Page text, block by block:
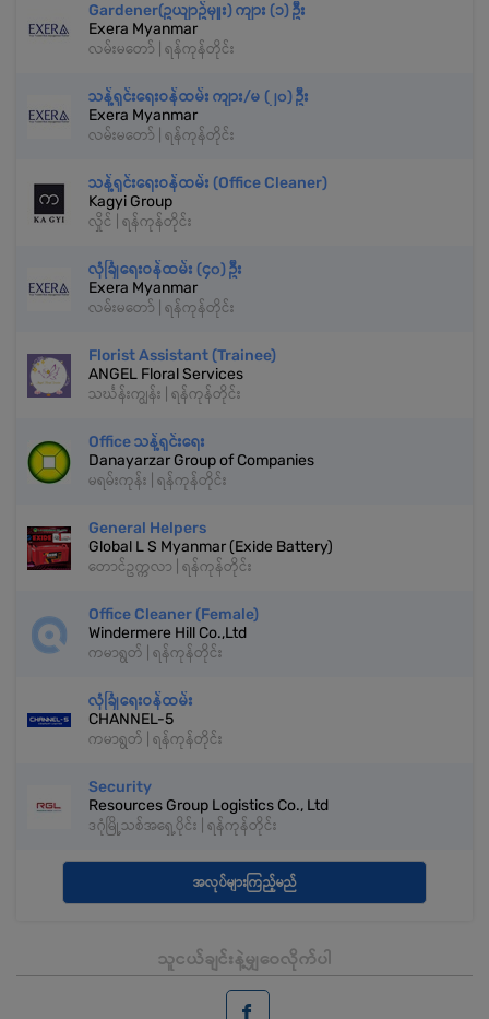
Gardener(ဥယျာဥ်မှူး) ကျား (၁) ဦး
Exera Myanmar
လမ်းမတော် | ရန်ကုန်တိုင်း
သန့်ရှင်းရေးဝန်ထမ်း ကျား/မ (၂၀) ဦး
Exera Myanmar
လမ်းမတော် | ရန်ကုန်တိုင်း
သန့်ရှင်းရေးဝန်ထမ်း (Office Cleaner)
Kagyi Group
လှိုင် | ရန်ကုန်တိုင်း
လုံခြုံရေးဝန်ထမ်း (၄၀) ဦး
Exera Myanmar
လမ်းမတော် | ရန်ကုန်တိုင်း
Florist Assistant (Trainee)
ANGEL Floral Services
သင်္ဃန်းကျွန်း | ရန်ကုန်တိုင်း
Office သန့်ရှင်းရေး
Danayarzar Group of Companies
မရမ်းကုန်း | ရန်ကုန်တိုင်း
General Helpers
Global L S Myanmar (Exide Battery)
တောင်ဥက္ကလာ | ရန်ကုန်တိုင်း
Office Cleaner (Female)
Windermere Hill Co.,Ltd
ကမာရွတ် | ရန်ကုန်တိုင်း
လုံခြုံရေးဝန်ထမ်း
CHANNEL-5
ကမာရွတ် | ရန်ကုန်တိုင်း
Security
Resources Group Logistics Co., Ltd
ဒဂုံမြို့သစ်အရှေ့ပိုင်း | ရန်ကုန်တိုင်း
အလုပ်များကြည့်မည်
သူငယ်ချင်းနဲ့မျှဝေလိုက်ပါ